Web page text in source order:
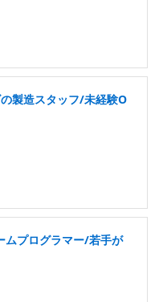
製造スタッフ/未経験O
プログラマー/若手が